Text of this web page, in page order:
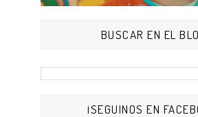
BUSCAR EN EL
¡SEGUINOS EN